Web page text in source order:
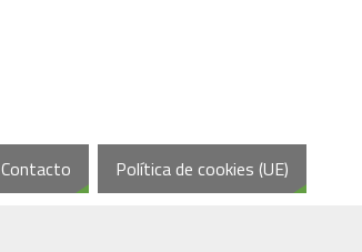
Contacto Política de cookies (UE)